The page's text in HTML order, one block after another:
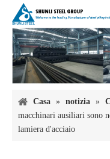
Casa » notizia »
macchinari ausiliari sono
lamiera d'acciaio